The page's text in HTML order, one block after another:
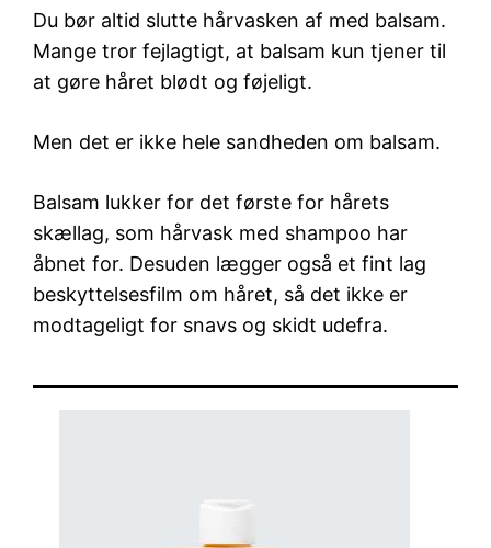
Du bør altid slutte hårvasken af med balsam.
Mange tror fejlagtigt, at balsam kun tjener til
at gøre håret blødt og føjeligt.
Men det er ikke hele sandheden om balsam.
Balsam lukker for det første for hårets
skællag, som hårvask med shampoo har
åbnet for. Desuden lægger også et fint lag
beskyttelsesfilm om håret, så det ikke er
modtageligt for snavs og skidt udefra.